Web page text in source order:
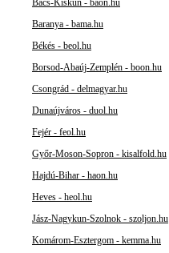
Bács-Kiskun - baon.hu
Baranya - bama.hu
Békés - beol.hu
Borsod-Abaúj-Zemplén - boon.hu
Csongrád - delmagyar.hu
Dunaújváros - duol.hu
Fejér - feol.hu
Győr-Moson-Sopron - kisalfold.hu
Hajdú-Bihar - haon.hu
Heves - heol.hu
Jász-Nagykun-Szolnok - szoljon.hu
Komárom-Esztergom - kemma.hu